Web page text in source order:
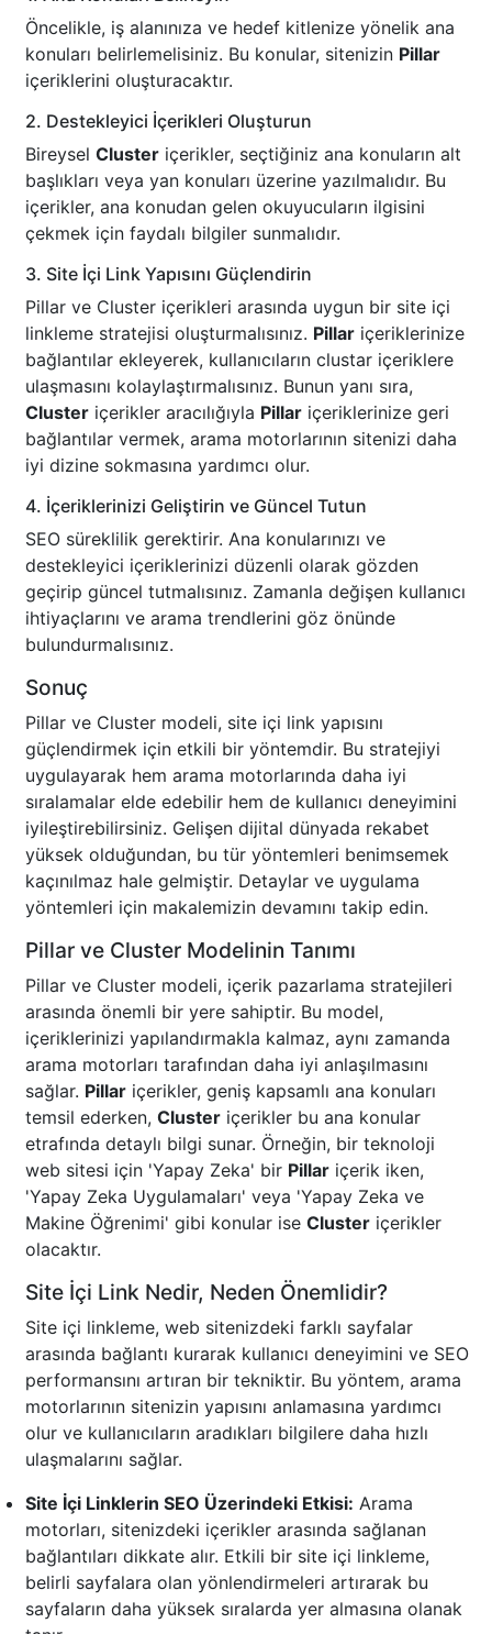
Öncelikle, iş alanınıza ve hedef kitlenize yönelik ana
konuları belirlemelisiniz. Bu konular, sitenizin Pillar
içeriklerini oluşturacaktır.
2. Destekleyici İçerikleri Oluşturun
Bireysel Cluster içerikler, seçtiğiniz ana konuların alt
başlıkları veya yan konuları üzerine yazılmalıdır. Bu
içerikler, ana konudan gelen okuyucuların ilgisini
çekmek için faydalı bilgiler sunmalıdır.
3. Site İçi Link Yapısını Güçlendirin
Pillar ve Cluster içerikleri arasında uygun bir site içi
linkleme stratejisi oluşturmalısınız. Pillar içeriklerinize
bağlantılar ekleyerek, kullanıcıların clustar içeriklere
ulaşmasını kolaylaştırmalısınız. Bunun yanı sıra,
Cluster içerikler aracılığıyla Pillar içeriklerinize geri
bağlantılar vermek, arama motorlarının sitenizi daha
iyi dizine sokmasına yardımcı olur.
4. İçeriklerinizi Geliştirin ve Güncel Tutun
SEO süreklilik gerektirir. Ana konularınızı ve
destekleyici içeriklerinizi düzenli olarak gözden
geçirip güncel tutmalısınız. Zamanla değişen kullanıcı
ihtiyaçlarını ve arama trendlerini göz önünde
bulundurmalısınız.
Sonuç
Pillar ve Cluster modeli, site içi link yapısını
güçlendirmek için etkili bir yöntemdir. Bu stratejiyi
uygulayarak hem arama motorlarında daha iyi
sıralamalar elde edebilir hem de kullanıcı deneyimini
iyileştirebilirsiniz. Gelişen dijital dünyada rekabet
yüksek olduğundan, bu tür yöntemleri benimsemek
kaçınılmaz hale gelmiştir. Detaylar ve uygulama
yöntemleri için makalemizin devamını takip edin.
Pillar ve Cluster Modelinin Tanımı
Pillar ve Cluster modeli, içerik pazarlama stratejileri
arasında önemli bir yere sahiptir. Bu model,
içeriklerinizi yapılandırmakla kalmaz, aynı zamanda
arama motorları tarafından daha iyi anlaşılmasını
sağlar. Pillar içerikler, geniş kapsamlı ana konuları
temsil ederken, Cluster içerikler bu ana konular
etrafında detaylı bilgi sunar. Örneğin, bir teknoloji
web sitesi için 'Yapay Zeka' bir Pillar içerik iken,
'Yapay Zeka Uygulamaları' veya 'Yapay Zeka ve
Makine Öğrenimi' gibi konular ise Cluster içerikler
olacaktır.
Site İçi Link Nedir, Neden Önemlidir?
Site içi linkleme, web sitenizdeki farklı sayfalar
arasında bağlantı kurarak kullanıcı deneyimini ve SEO
performansını artıran bir tekniktir. Bu yöntem, arama
motorlarının sitenizin yapısını anlamasına yardımcı
olur ve kullanıcıların aradıkları bilgilere daha hızlı
ulaşmalarını sağlar.
Site İçi Linklerin SEO Üzerindeki Etkisi: Arama
motorları, sitenizdeki içerikler arasında sağlanan
bağlantıları dikkate alır. Etkili bir site içi linkleme,
belirli sayfalara olan yönlendirmeleri artırarak bu
sayfaların daha yüksek sıralarda yer almasına olanak